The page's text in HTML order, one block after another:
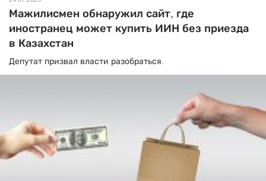
Мажилисмен обнаружил сайт, где
иностранец может купить ИИН без приезда
в Казахстан
Депутат призвал власти разобраться.